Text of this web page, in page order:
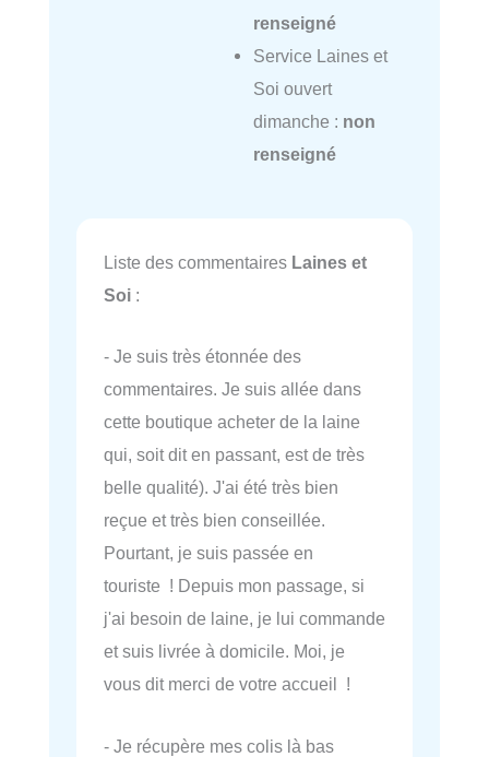
renseigné
Service Laines et
Soi ouvert
dimanche : non
renseigné
Liste des commentaires Laines et
Soi :
- Je suis très étonnée des
commentaires. Je suis allée dans
cette boutique acheter de la laine
qui, soit dit en passant, est de très
belle qualité). J'ai été très bien
reçue et très bien conseillée.
Pourtant, je suis passée en
touriste ! Depuis mon passage, si
j'ai besoin de laine, je lui commande
et suis livrée à domicile. Moi, je
vous dit merci de votre accueil !
- Je récupère mes colis là bas